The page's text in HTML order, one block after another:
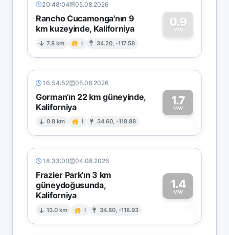
20:48:04 05.08.2026
Rancho Cucamonga'nın 9
km kuzeyinde, Kaliforniya
7.8 km I 34.20, -117.58
0.9
MW
0
16:54:52 05.08.2026
Gorman'ın 22 km güneyinde,
Kaliforniya
0.8 km I 34.60, -118.88
1.7
MW1
18:33:00 04.08.2026
Frazier Park'ın 3 km
güneydoğusunda,
Kaliforniya
13.0 km I 34.80, -118.93
1.4
MW
1